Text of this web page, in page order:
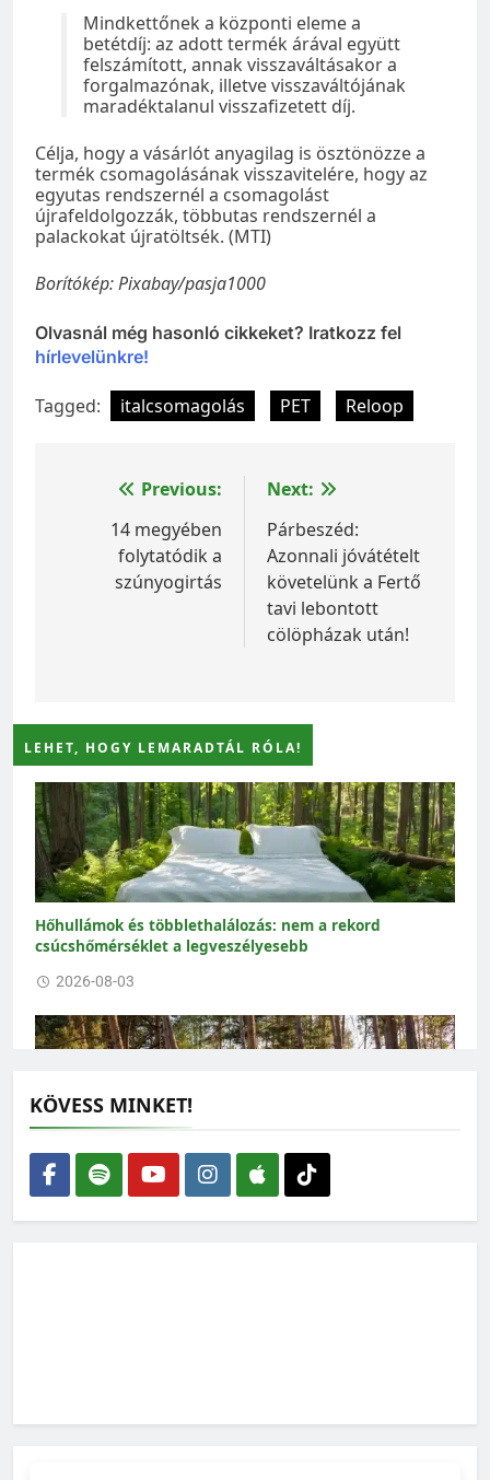
Mindkettőnek a központi eleme a
betétdíj: az adott termék árával együtt
felszámított, annak visszaváltásakor a
forgalmazónak, illetve visszaváltójának
maradéktalanul visszafizetett díj.
Célja, hogy a vásárlót anyagilag is ösztönözze a
termék csomagolásának visszavitelére, hogy az
egyutas rendszernél a csomagolást
újrafeldolgozzák, többutas rendszernél a
palackokat újratöltsék. (MTI)
Borítókép: Pixabay/pasja1000
Olvasnál még hasonló cikkeket? Iratkozz fel
hírlevelünkre!
Tagged: italcsomagolás PET Reloop
Bejegyzés
navigáció
Previous:
14 megyében
folytatódik a
szúnyogirtás
Next:
Párbeszéd:
Azonnali jóvátételt
követelünk a Fertő
tavi lebontott
cölöpházak után!
LEHET, HOGY LEMARADTÁL RÓLA!
Hőhullámok és többlethalálozás: nem a rekord
csúcshőmérséklet a legveszélyesebb
2026-08-03
Nem elég több fát ültetni: a meglévő erdőket kell
megmenteni a kiszáradástól
KÖVESS MINKET!